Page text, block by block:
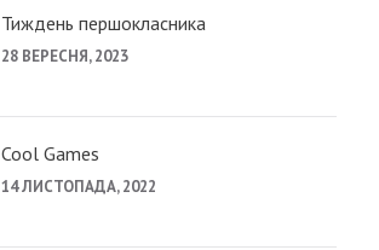
Тиждень першокласника
28 ВЕРЕСНЯ, 2023
Cool Games
14 ЛИСТОПАДА, 2022